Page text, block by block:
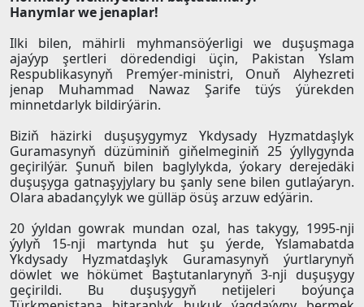
Hanymlar we jenaplar!
Ilki bilen, mähirli myhmansöýerligi we duşuşmaga
ajaýyp şertleri döredendigi üçin, Pakistan Yslam
Respublikasynyň Premýer-ministri, Onuň Alyhezreti
jenap Muhammad Nawaz Şarife tüýs ýürekden
minnetdarlyk bildirýärin.
Biziň häzirki duşuşygymyz Ykdysady Hyzmatdaşlyk
Guramasynyň düzüminiň giňelmeginiň 25 ýyllygynda
geçirilýär. Şunuň bilen baglylykda, ýokary derejedäki
duşuşyga gatnaşyjylary bu şanly sene bilen gutlaýaryn.
Olara abadançylyk we gülläp ösüş arzuw edýärin.
20 ýyldan gowrak mundan ozal, has takygy, 1995-nji
ýylyň 15-nji martynda hut şu ýerde, Yslamabatda
Ykdysady Hyzmatdaşlyk Guramasynyň ýurtlarynyň
döwlet we hökümet Baştutanlarynyň 3-nji duşuşygy
geçirildi. Bu duşuşygyň netijeleri boýunça